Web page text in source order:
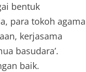
bentuk
para tokoh agama
kerjasama
basudara’.
baik.